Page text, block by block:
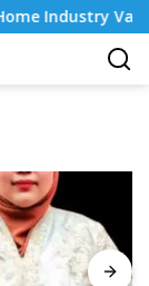
Vape “Getar”